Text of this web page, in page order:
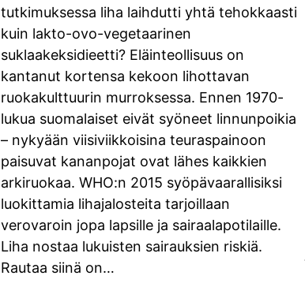
tutkimuksessa liha laihdutti yhtä tehokkaasti
kuin lakto-ovo-vegetaarinen
suklaakeksidieetti? Eläinteollisuus on
kantanut kortensa kekoon lihottavan
ruokakulttuurin murroksessa. Ennen 1970-
lukua suomalaiset eivät syöneet linnunpoikia
– nykyään viisiviikkoisina teuraspainoon
paisuvat kananpojat ovat lähes kaikkien
arkiruokaa. WHO:n 2015 syöpävaarallisiksi
luokittamia lihajalosteita tarjoillaan
verovaroin jopa lapsille ja sairaalapotilaille.
Liha nostaa lukuisten sairauksien riskiä.
Rautaa siinä on…